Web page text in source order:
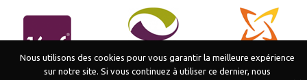
Nous utilisons des cookies pour vous garantir la meilleure expérience
sur notre site. Si vous continuez à utiliser ce dernier, nous